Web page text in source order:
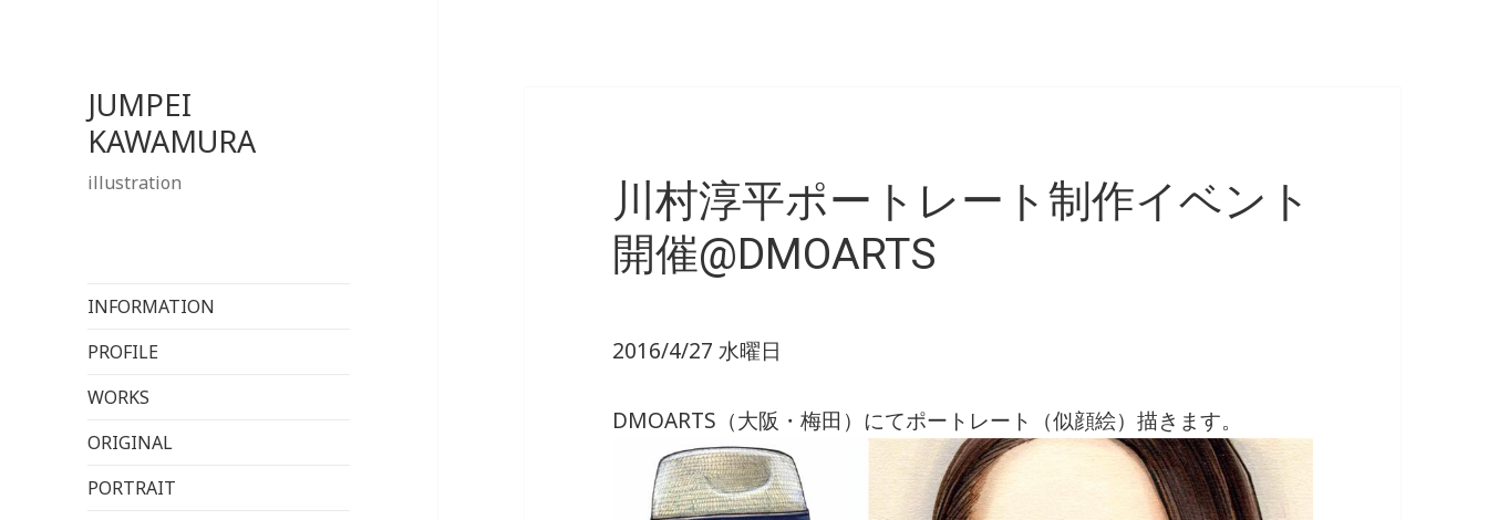
JUMPEI
KAWAMURA
illustration
INFORMATION
PROFILE
WORKS
ORIGINAL
PORTRAIT
川村淳平ポートレート制作イベント
開催@DMOARTS
2016/4/27 水曜日
DMOARTS（大阪・梅田）にてポートレート（似顔絵）描きます。